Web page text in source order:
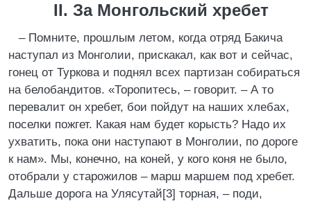
II. За Монгольский хребет
– Помните, прошлым летом, когда отряд Бакича
наступал из Монголии, прискакал, как вот и сейчас,
гонец от Туркова и поднял всех партизан собираться
на белобандитов. «Торопитесь, – говорит. – А то
перевалит он хребет, бои пойдут на наших хлебах,
поселки пожгет. Какая нам будет корысть? Надо их
ухватить, пока они наступают в Монголии, по дороге
к нам». Мы, конечно, на коней, у кого коня не было,
отобрали у старожилов – марш маршем под хребет.
Дальше дорога на Улясутай[3] торная, – поди,